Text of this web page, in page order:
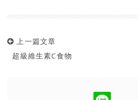
上一篇文章
超級維生素C食物